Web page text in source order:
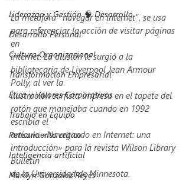
Liderazgo y Gestión 🧠 Desarrollo
Desarrollo Personal
Cultura Organizacional
Transformación Empresarial
Ética y Valores Corporativos
Trabajo en Equipo
Pensamiento crítico
Inteligencia artificial
Marilyn González Reyes
La metáfora “navegar en internet", se usa
para referenciar la acción de visitar páginas
en
internet. La alusión le surgió a la
bibliotecaria de Liverpool Jean Armour
Polly, al ver la
ilustración surfista impresa en el tapete del
ratón que manejaba cuando en 1992
escribía el
artículo «Navegando en Internet: una
introducción» para la revista Wilson Library
Bulletin
de la Universidad de Minnesota.